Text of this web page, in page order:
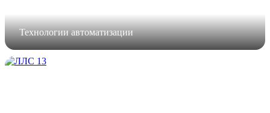
Технологии автоматизации